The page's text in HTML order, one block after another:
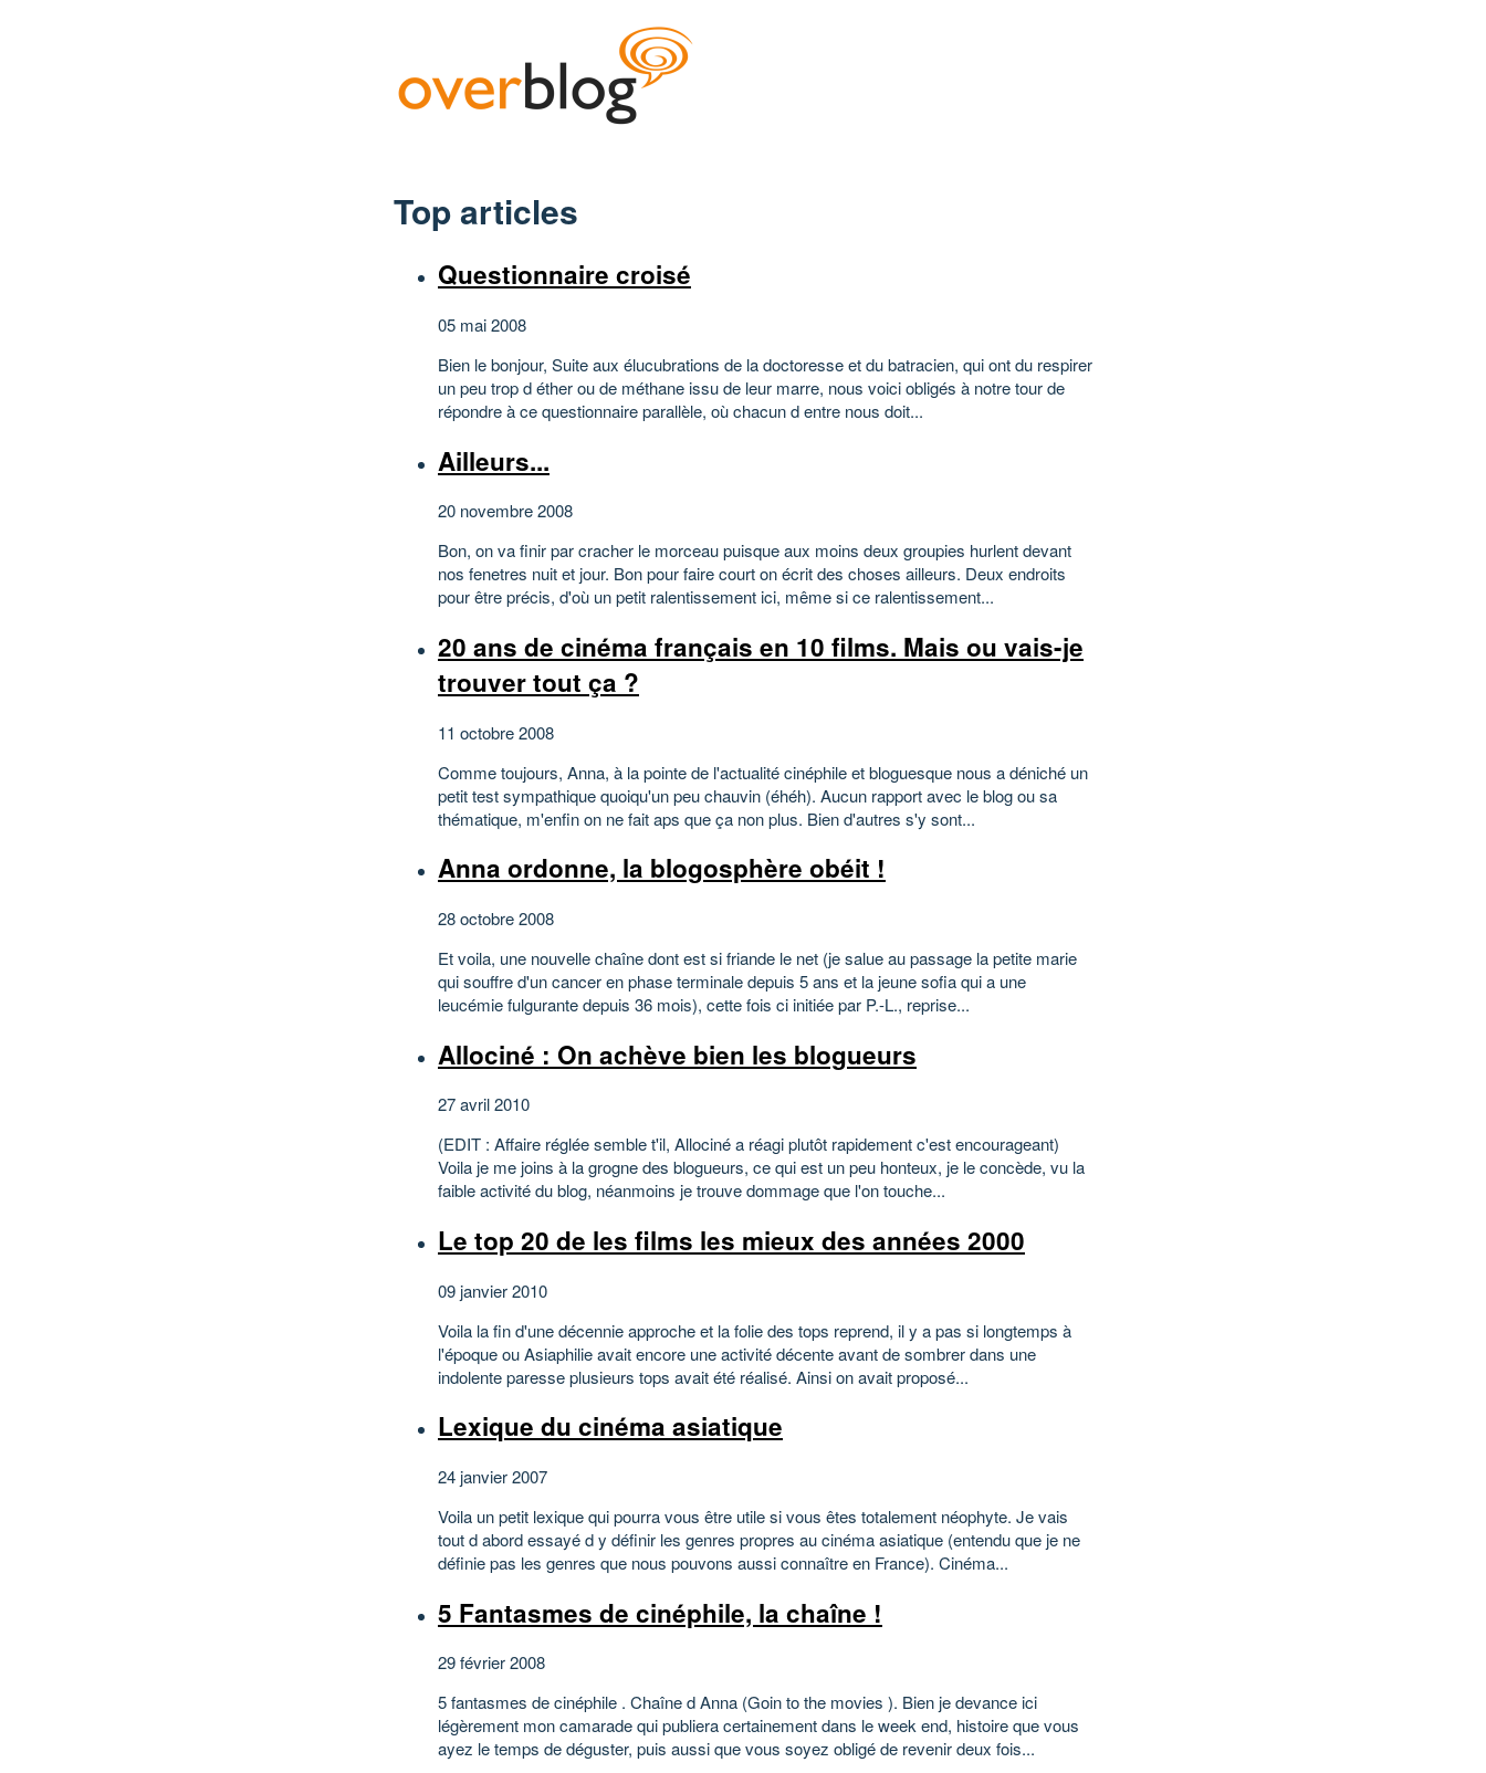
Top articles
Questionnaire croisé
05 mai 2008
Bien le bonjour, Suite aux élucubrations de la doctoresse et du batracien, qui ont du respirer
un peu trop d éther ou de méthane issu de leur marre, nous voici obligés à notre tour de
répondre à ce questionnaire parallèle, où chacun d entre nous doit...
Ailleurs...
20 novembre 2008
Bon, on va finir par cracher le morceau puisque aux moins deux groupies hurlent devant
nos fenetres nuit et jour. Bon pour faire court on écrit des choses ailleurs. Deux endroits
pour être précis, d'où un petit ralentissement ici, même si ce ralentissement...
20 ans de cinéma français en 10 films. Mais ou vais-je
trouver tout ça ?
11 octobre 2008
Comme toujours, Anna, à la pointe de l'actualité cinéphile et bloguesque nous a déniché un
petit test sympathique quoiqu'un peu chauvin (éhéh). Aucun rapport avec le blog ou sa
thématique, m'enfin on ne fait aps que ça non plus. Bien d'autres s'y sont...
Anna ordonne, la blogosphère obéit !
28 octobre 2008
Et voila, une nouvelle chaîne dont est si friande le net (je salue au passage la petite marie
qui souffre d'un cancer en phase terminale depuis 5 ans et la jeune sofia qui a une
leucémie fulgurante depuis 36 mois), cette fois ci initiée par P.-L., reprise...
Allociné : On achève bien les blogueurs
27 avril 2010
(EDIT : Affaire réglée semble t'il, Allociné a réagi plutôt rapidement c'est encourageant)
Voila je me joins à la grogne des blogueurs, ce qui est un peu honteux, je le concède, vu la
faible activité du blog, néanmoins je trouve dommage que l'on touche...
Le top 20 de les films les mieux des années 2000
09 janvier 2010
Voila la fin d'une décennie approche et la folie des tops reprend, il y a pas si longtemps à
l'époque ou Asiaphilie avait encore une activité décente avant de sombrer dans une
indolente paresse plusieurs tops avait été réalisé. Ainsi on avait proposé...
Lexique du cinéma asiatique
24 janvier 2007
Voila un petit lexique qui pourra vous être utile si vous êtes totalement néophyte. Je vais
tout d abord essayé d y définir les genres propres au cinéma asiatique (entendu que je ne
définie pas les genres que nous pouvons aussi connaître en France). Cinéma...
5 Fantasmes de cinéphile, la chaîne !
29 février 2008
5 fantasmes de cinéphile . Chaîne d Anna (Goin to the movies ). Bien je devance ici
légèrement mon camarade qui publiera certainement dans le week end, histoire que vous
ayez le temps de déguster, puis aussi que vous soyez obligé de revenir deux fois...